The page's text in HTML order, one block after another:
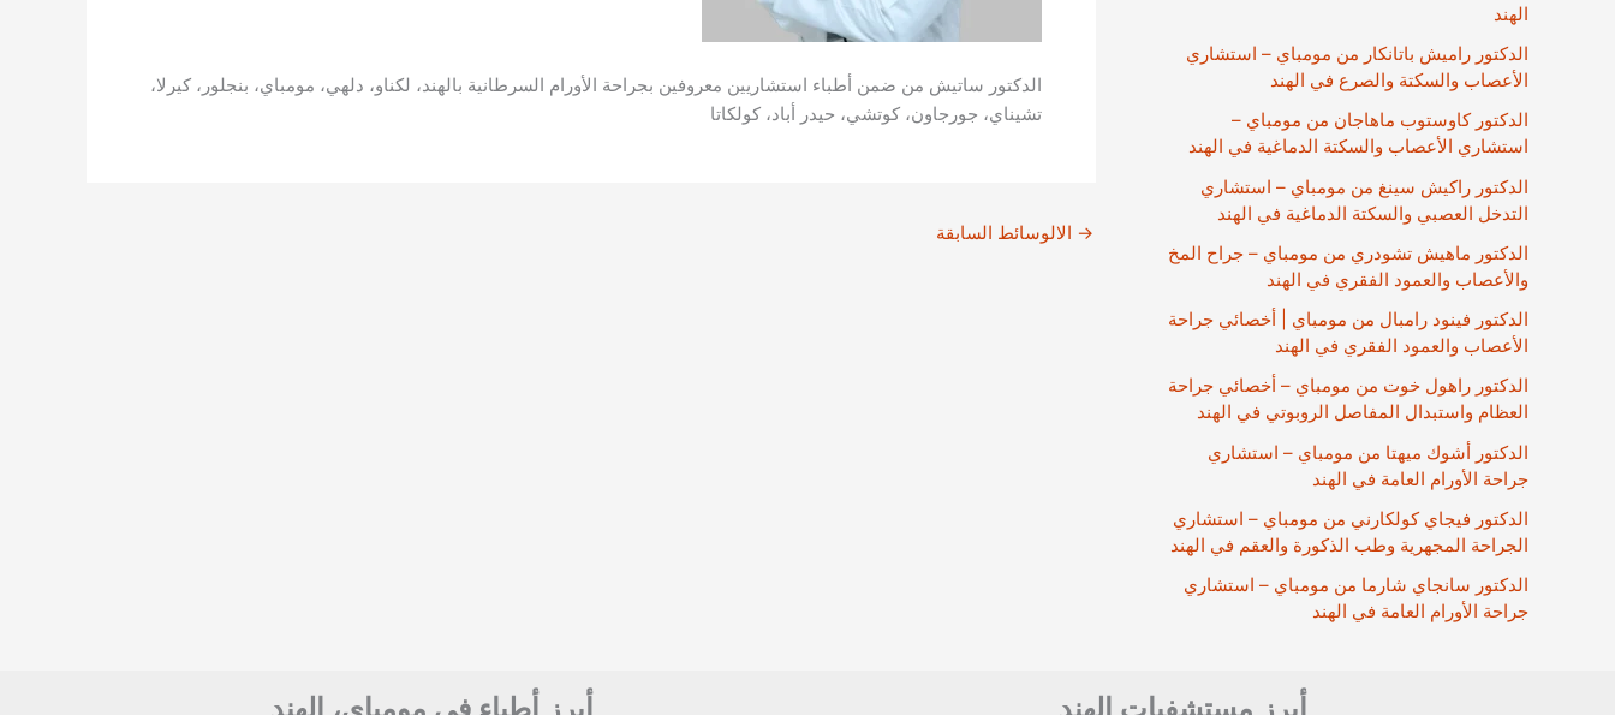
الهند
الدكتور راميش باتانكار من مومباي – استشاري
الأعصاب والسكتة والصرع في الهند
الدكتور كاوستوب ماهاجان من مومباي –
استشاري الأعصاب والسكتة الدماغية في الهند
الدكتور راكيش سينغ من مومباي – استشاري
التدخل العصبي والسكتة الدماغية في الهند
الدكتور ماهيش تشودري من مومباي – جراح المخ
والأعصاب والعمود الفقري في الهند
الدكتور فينود رامبال من مومباي | أخصائي جراحة
الأعصاب والعمود الفقري في الهند
الدكتور راهول خوت من مومباي – أخصائي جراحة
العظام واستبدال المفاصل الروبوتي في الهند
الدكتور أشوك ميهتا من مومباي – استشاري
جراحة الأورام العامة في الهند
الدكتور فيجاي كولكارني من مومباي – استشاري
الجراحة المجهرية وطب الذكورة والعقم في الهند
الدكتور سانجاي شارما من مومباي – استشاري
جراحة الأورام العامة في الهند
الدكتور ساتيش من ضمن أطباء استشاريين معروفين بجراحة الأورام السرطانية بالهند، لكناو، دلهي، مومباي، بنجلور، كيرلا،
تشيناي، جورجاون، كوتشي، حيدر أباد، كولكاتا
→ الالوسائط السابقة
أبرز مستشفيات الهند أبرز أطباء في مومباي، الهند